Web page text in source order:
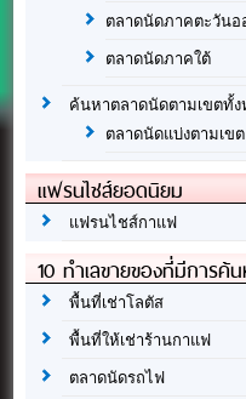
ตลาดนัดภาคตะวันอ
ตลาดนัดภาคใต้
ค้นหาตลาดนัดตามเขตทั้
ตลาดนัดแบ่งตามเขต
แฟรนไชส์ยอดนิยม
แฟรนไชส์กาแฟ
10 ทำเลขายของที่มีการค้
พื้นที่เช่าโลตัส
พื้นที่ให้เช่าร้านกาแฟ
ตลาดนัดรถไฟ